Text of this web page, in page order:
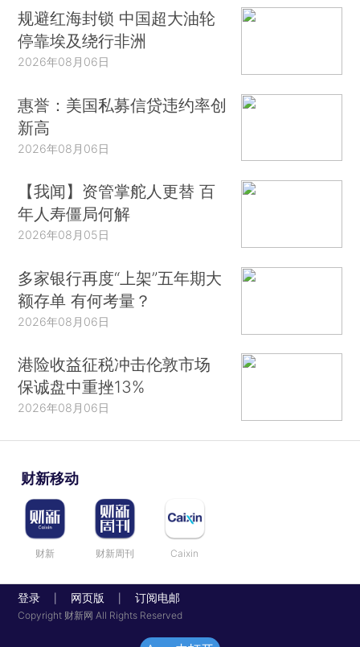
规避红海封锁 中国超大油轮
停靠埃及绕行非洲
2026年08月06日
惠誉：美国私募信贷违约率创
新高
2026年08月06日
【我闻】资管掌舵人更替 百
年人寿僵局何解
2026年08月05日
多家银行再度“上架”五年期大
额存单 有何考量？
2026年08月06日
港险收益征税冲击伦敦市场
保诚盘中重挫13%
2026年08月06日
财新移动
财新 财新周刊 Caixin
登录 网页版 订阅电邮
Copyright 财新网 All Rights Reserved